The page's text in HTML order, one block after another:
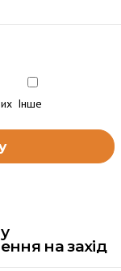
Інше
на захід